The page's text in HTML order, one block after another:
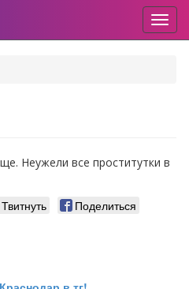
Неужели все проститутки в
Твитнуть
Поделиться